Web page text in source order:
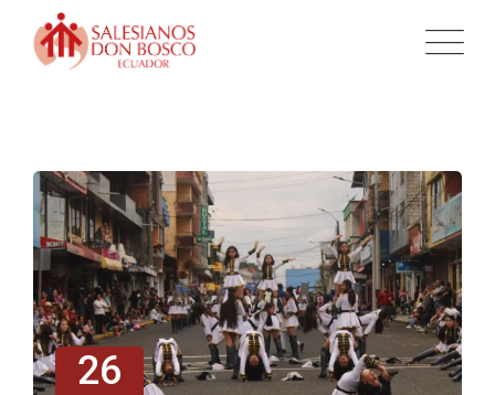
26